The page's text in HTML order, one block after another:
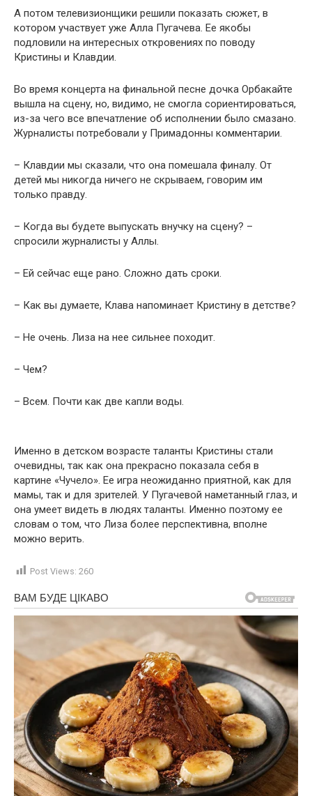
А потом телевизионщики решили показать сюжет, в
котором участвует уже Алла Пугачева. Ее якобы
подловили на интересных откровениях по поводу
Кристины и Клавдии.
Во время концерта на финальной песне дочка Орбакайте
вышла на сцену, но, видимо, не смогла сориентироваться,
из-за чего все впечатление об исполнении было смазано.
Журналисты потребовали у Примадонны комментарии.
– Клавдии мы сказали, что она помешала финалу. От
детей мы никогда ничего не скрываем, говорим им
только правду.
– Когда вы будете выпускать внучку на сцену? –
спросили журналисты у Аллы.
– Ей сейчас еще рано. Сложно дать сроки.
– Как вы думаете, Клава напоминает Кристину в детстве?
– Не очень. Лиза на нее сильнее походит.
– Чем?
– Всем. Почти как две капли воды.
Именно в детском возрасте таланты Кристины стали
очевидны, так как она прекрасно показала себя в
картине «Чучело». Ее игра неожиданно приятной, как для
мамы, так и для зрителей. У Пугачевой наметанный глаз, и
она умеет видеть в людях таланты. Именно поэтому ее
словам о том, что Лиза более перспективна, вполне
можно верить.
Post Views: 260